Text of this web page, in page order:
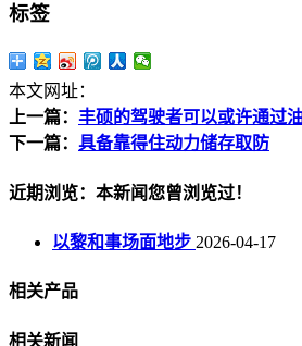
标签
本文网址：
上一篇： 丰硕的驾驶者可以或许通过
下一篇： 具备靠得住动力储存取防
近期浏览：本新闻您曾浏览过！
以黎和事场面地步 2026-04-17
相关产品
相关新闻